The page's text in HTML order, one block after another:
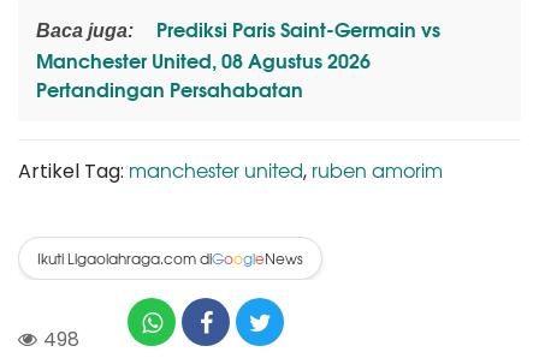
Baca juga:
Prediksi Paris Saint-Germain vs
Manchester United, 08 Agustus 2026
Pertandingan Persahabatan
Artikel Tag: manchester united, ruben amorim
Ikuti Ligaolahraga.com diGoogleNews
498